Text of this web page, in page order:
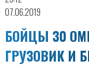
07.06.2019
БОЙЦЫ 30
ГРУЗОВИК И